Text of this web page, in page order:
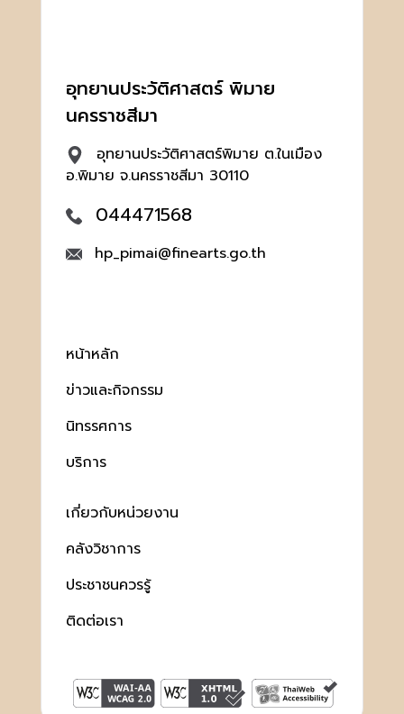
อุทยานประวัติศาสตร์ พิมาย
นครราชสีมา
อุทยานประวัติศาสตร์พิมาย ต.ในเมือง
อ.พิมาย จ.นครราชสีมา 30110
044471568
hp_pimai@finearts.go.th
หน้าหลัก
ข่าวและกิจกรรม
นิทรรศการ
บริการ
เกี่ยวกับหน่วยงาน
คลังวิชาการ
ประชาชนควรรู้
ติดต่อเรา